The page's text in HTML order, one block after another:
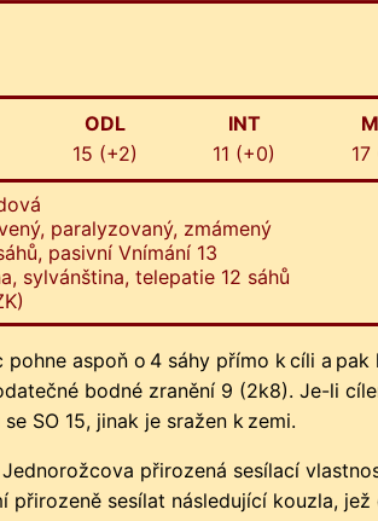
ODL
15 (+2)
INT
11 (+0)
paralyzovaný, zmámený
pasivní Vnímání 13
sylvánština, telepatie 12 sáhů
pohne aspoň o 4 sáhy přímo k cíli a pak
bodné zranění 9 (2k8). Je-li
SO 15, jinak je sražen k zemi.
Jednorožcova přirozená sesílací
přirozeně sesílat následující kouzla,